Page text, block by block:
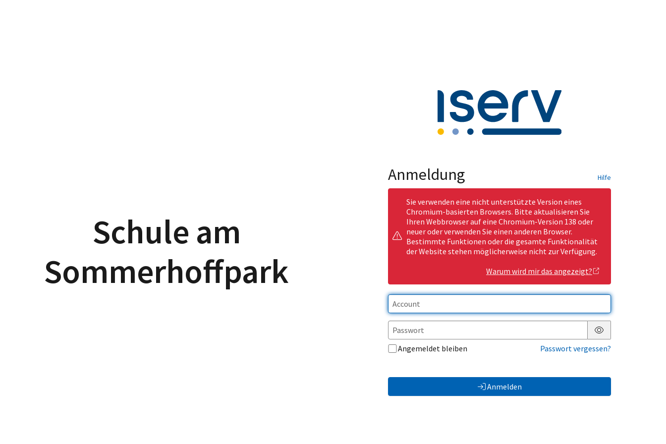
Schule am
Sommerhoffpark
Anmeldung Hilfe
Sie verwenden eine nicht unterstützte Version eines
Chromium-basierten Browsers. Bitte aktualisieren Sie
Ihren Webbrowser auf eine Chromium-Version 138 oder
neuer oder verwenden Sie einen anderen Browser.
Bestimmte Funktionen oder die gesamte Funktionalität
der Website stehen möglicherweise nicht zur Verfügung.
Warum wird mir das angezeigt?
Passwort anzeigen
Angemeldet bleiben
Passwort vergessen?
Anmelden